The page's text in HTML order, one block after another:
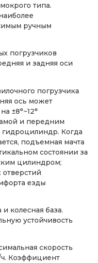
типа.
ручным
погрузчиков
и задняя оси
погрузчика
ось может
±8°~12°
и передним
Когда
подъемная мачта
состоянии за
цилиндром;
езды
колесная база.
устойчивость
скорость
ч. Коэффициент